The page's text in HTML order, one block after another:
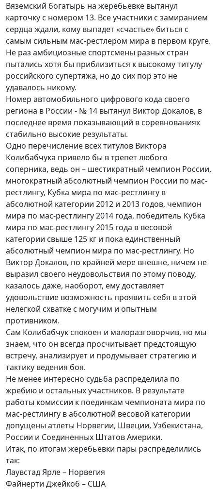
Вяземский богатырь на жеребьевке вытянул
карточку с номером 13. Все участники с замиранием
сердца ждали, кому выпадет «счастье» биться с
самым сильным мас-рестлером мира в первом круге.
Не раз амбициозные спортсмены разных стран
пытались хотя бы приблизиться к высокому титулу
российского супертяжа, но до сих пор это не
удавалось никому.
Номер автомобильного цифрового кода своего
региона в России - № 14 вытянул Виктор Докалов, в
последнее время показывающий в соревнованиях
стабильно высокие результаты.
Одно перечисление всех титулов Виктора
Колибабчука привело бы в трепет любого
соперника, ведь он – шестикратный чемпион России,
многократный абсолютный чемпион России по мас-
рестлингу, Кубка мира по мас-рестлингу в
абсолютной категории 2012 и 2013 годов, чемпион
мира по мас-рестлингу 2014 года, победитель Кубка
мира по мас-рестлингу 2015 года в весовой
категории свыше 125 кг и пока единственный
абсолютный чемпион мира по мас-рестлингу. Но
Виктор Докалов, по крайней мере внешне, ничем не
выразил своего неудовольствия по этому поводу,
казалось даже, наоборот, ему доставляет
удовольствие возможность проявить себя в этой
нелегкой схватке с могучим и опытным
противником.
Сам Колибабчук спокоен и малоразговорчив, но мы
знаем, что он всегда просчитывает предстоящую
встречу, анализирует и продумывает стратегию и
тактику ведения боя.
Не менее интересно судьба распределила по
жребию и остальных участников. В результате
работы комиссии к поединкам чемпионата мира по
мас-рестлингу в абсолютной весовой категории
допущены атлеты Норвегии, Швеции, Узбекистана,
России и Соединенных Штатов Америки.
Итак, по итогам жеребьевки пары распределились
так:
Лаувстад Ярле – Норвегия
Файнерти Джейкоб – США